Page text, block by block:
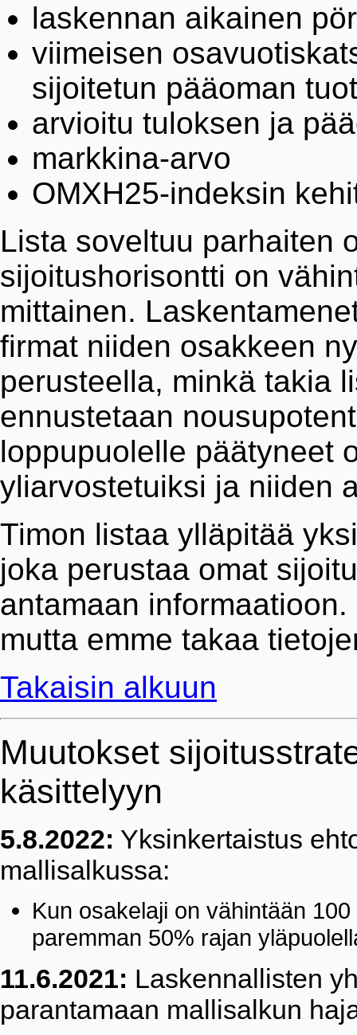
laskennan aikainen
viimeisen
sijoitetun pääoman
arvioitu tuloksen ja
markkina-arvo
OMXH25-indeksin
Lista soveltuu parhaiten
sijoitushorisontti on
mittainen.
firmat niiden osakkeen
perusteella, minkä takia
ennustetaan
loppupuolelle päätyneet
yliarvostetuiksi ja niiden
Timon listaa ylläpitää
joka perustaa omat
antamaan
mutta emme takaa
Takaisin alkuun
Muutokset
käsittelyyn
5.8.2022: Yksinkertaistus
mallisalkussa:
Kun osakelaji on vähintään
paremman 50% rajan
11.6.2021: Laskennallisten
parantamaan mallisalkun